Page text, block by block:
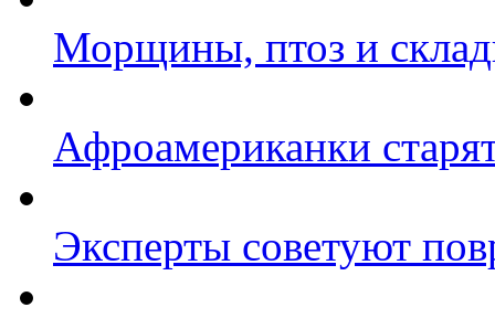
Морщины, птоз и
Афроамериканки
Эксперты советуют